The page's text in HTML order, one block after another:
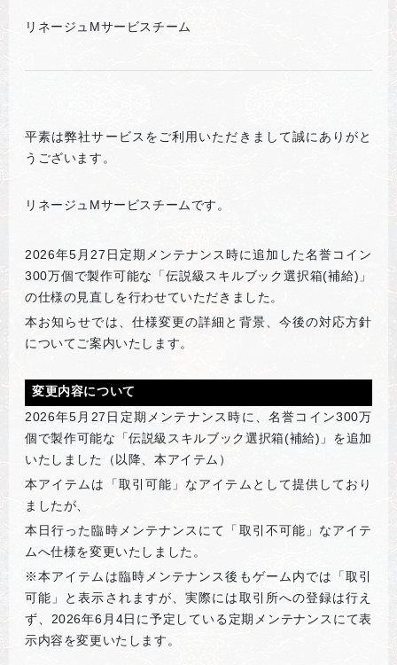
リネージュMサービスチーム
平素は弊社サービスをご利用いただきまして誠にありがと
うございます。
リネージュMサービスチームです。
2026年5月27日定期メンテナンス時に追加した名誉コイン
300万個で製作可能な「伝説級スキルブック選択箱(補給)」
の仕様の見直しを行わせていただきました。
本お知らせでは、仕様変更の詳細と背景、今後の対応方針
についてご案内いたします。
変更内容について
2026年5月27日定期メンテナンス時に、名誉コイン300万
個で製作可能な「伝説級スキルブック選択箱(補給)」を追加
いたしました（以降、本アイテム）
本アイテムは「取引可能」なアイテムとして提供しており
ましたが、
本日行った臨時メンテナンスにて「取引不可能」なアイテ
ムへ仕様を変更いたしました。
※本アイテムは臨時メンテナンス後もゲーム内では「取引
可能」と表示されますが、実際には取引所への登録は行え
ず、2026年6月4日に予定している定期メンテナンスにて表
示内容を変更いたします。